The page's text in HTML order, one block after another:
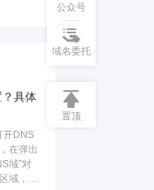
？具体
在弹出
域”对
域，最
公众号
域名委托
置顶